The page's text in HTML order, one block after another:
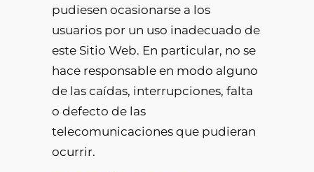
pudiesen ocasionarse a los
usuarios por un uso inadecuado de
este Sitio Web. En particular, no se
hace responsable en modo alguno
de las caídas, interrupciones, falta
o defecto de las
telecomunicaciones que pudieran
ocurrir.